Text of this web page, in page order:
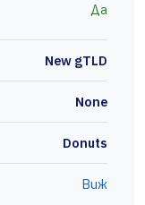
Да
New gTLD
None
Donuts
Виж